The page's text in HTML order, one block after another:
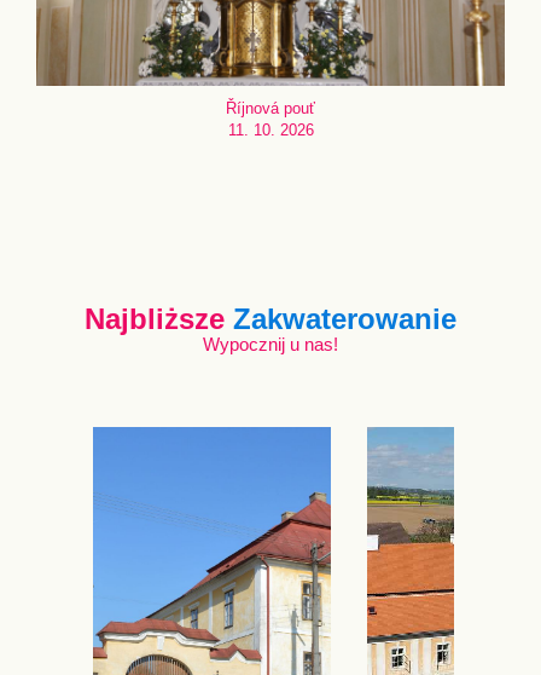
Říjnová pouť
11. 10. 2026
Najbliższe Zakwaterowanie
Wypocznij u nas!